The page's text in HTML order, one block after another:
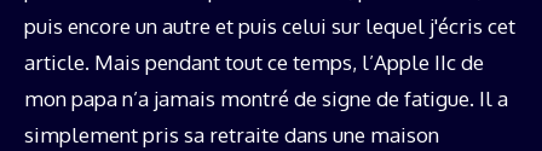
puis encore un autre et puis celui sur lequel j'écris cet
article. Mais pendant tout ce temps, l’Apple IIc de
mon papa n’a jamais montré de signe de fatigue. Il a
simplement pris sa retraite dans une maison